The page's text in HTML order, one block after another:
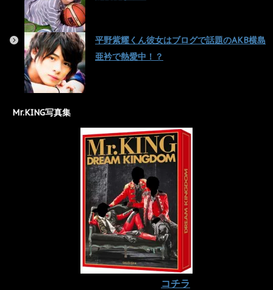
平野紫耀くん彼女はブログで話題のAKB横島
亜衿で熱愛中！？
Mr.KING写真集
コチラ